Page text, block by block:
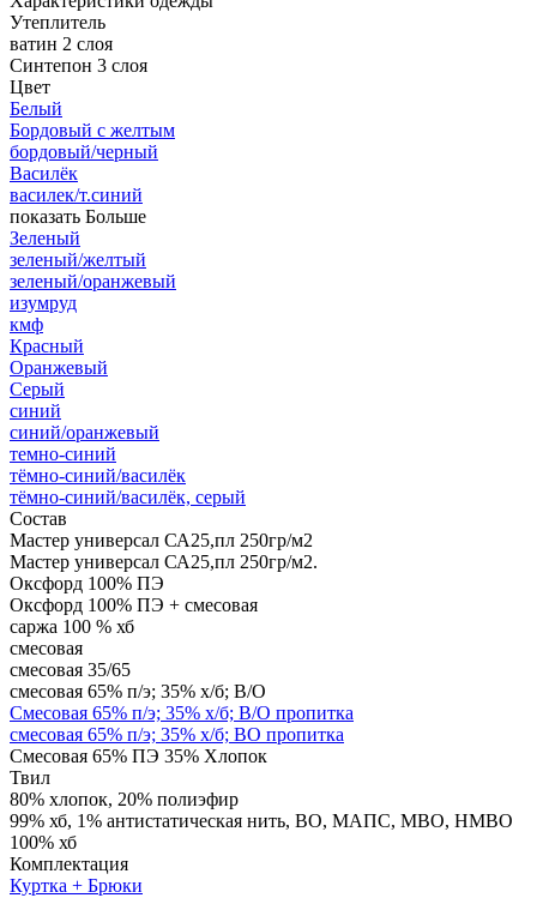
Утеплитель
ватин 2 слоя
Синтепон 3 слоя
Цвет
Белый
Бордовый с желтым
бордовый/черный
Василёк
василек/т.синий
показать Больше
Зеленый
зеленый/желтый
зеленый/оранжевый
изумруд
кмф
Красный
Оранжевый
Серый
синий
синий/оранжевый
темно-синий
тёмно-синий/василёк
тёмно-синий/василёк, серый
Состав
Мастер универсал СА25,пл 250гр/м2
Мастер универсал СА25,пл 250гр/м2.
Оксфорд 100% ПЭ
Оксфорд 100% ПЭ + смесовая
саржа 100 % хб
смесовая
смесовая 35/65
смесовая 65% п/э; 35% х/б; В/О
Смесовая 65% п/э; 35% х/б; В/О пропитка
смесовая 65% п/э; 35% х/б; ВО пропитка
Смесовая 65% ПЭ 35% Хлопок
Твил
80% хлопок, 20% полиэфир
99% хб, 1% антистатическая нить, ВО, МАПС, МВО, НМВО
100% хб
Комплектация
Куртка + Брюки